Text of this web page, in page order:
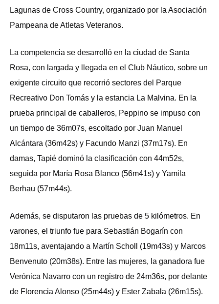
Lagunas de Cross Country, organizado por la Asociación
Pampeana de Atletas Veteranos.
La competencia se desarrolló en la ciudad de Santa
Rosa, con largada y llegada en el Club Náutico, sobre un
exigente circuito que recorrió sectores del Parque
Recreativo Don Tomás y la estancia La Malvina. En la
prueba principal de caballeros, Peppino se impuso con
un tiempo de 36m07s, escoltado por Juan Manuel
Alcántara (36m42s) y Facundo Manzi (37m17s). En
damas, Tapié dominó la clasificación con 44m52s,
seguida por María Rosa Blanco (56m41s) y Yamila
Berhau (57m44s).
Además, se disputaron las pruebas de 5 kilómetros. En
varones, el triunfo fue para Sebastián Bogarín con
18m11s, aventajando a Martín Scholl (19m43s) y Marcos
Benvenuto (20m38s). Entre las mujeres, la ganadora fue
Verónica Navarro con un registro de 24m36s, por delante
de Florencia Alonso (25m44s) y Ester Zabala (26m15s).